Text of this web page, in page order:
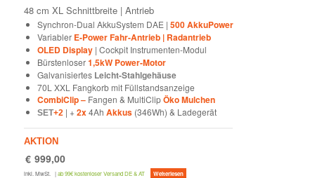
48 cm XL Schnittbreite | Antrieb
Synchron-Dual AkkuSystem DAE | 500 AkkuPower
Variabler E-Power Fahr-Antrieb | Radantrieb
OLED Display| Cockpit Instrumenten-Modul
Bürstenloser1,5kW Power-Motor
Galvanisiertes Leicht-Stahlgehäuse
70L XXL Fangkorb mit Füllstandsanzeige
CombiClip – Fangen & MultiClipÖko Mulchen
SET+2 | +2x4Ah Akkus(346Wh) & Ladegerät
AKTION
€ 999,00
inkl. MwSt. |ab 99€ kostenloser Versand DE & AT Weiterlesen